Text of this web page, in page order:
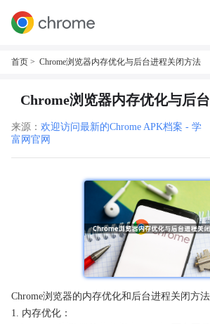
首页 > Chrome浏览器内存优化与后台进程关闭方法
Chrome浏览器内存优化与后
来源： 欢迎访问最新的Chrome APK档案 - 学
富网官网
Chrome浏览器的内存优化和后台进程关闭方法
1. 内存优化：